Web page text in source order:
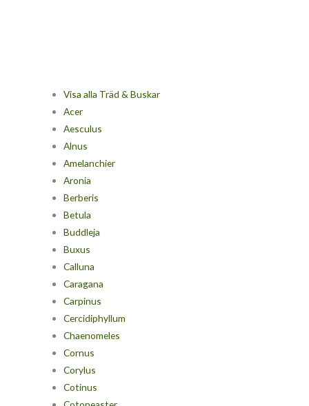
Visa alla Träd & Buskar
Acer
Aesculus
Alnus
Amelanchier
Aronia
Berberis
Betula
Buddleja
Buxus
Calluna
Caragana
Carpinus
Cercidiphyllum
Chaenomeles
Cornus
Corylus
Cotinus